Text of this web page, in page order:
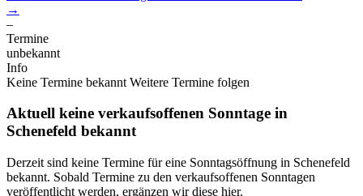
→
–
Termine
unbekannt
Info
Keine Termine bekannt Weitere Termine folgen
Aktuell keine verkaufsoffenen Sonntage in
Schenefeld bekannt
Derzeit sind keine Termine für eine Sonntagsöffnung in Schenefeld
bekannt. Sobald Termine zu den verkaufsoffenen Sonntagen
veröffentlicht werden, ergänzen wir diese hier.